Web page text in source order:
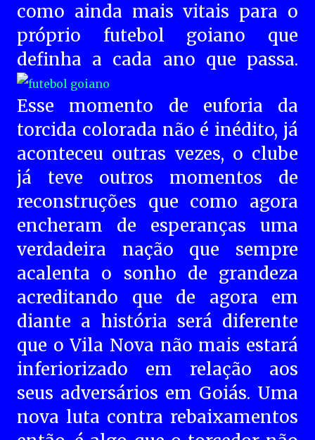
como ainda mais vitais para o
próprio futebol goiano que
definha a cada ano que passa.
Esse momento de euforia da
torcida colorada não é inédito, já
aconteceu outras vezes, o clube
já teve outros momentos de
reconstruções que como agora
encheram de esperanças uma
verdadeira nação que sempre
acalenta o sonho de grandeza
acreditando que de agora em
diante a história será diferente
que o Vila Nova não mais estará
inferiorizado em relação aos
seus adversários em Goiás. Uma
nova luta contra rebaixamentos